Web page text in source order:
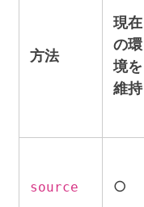
方法
現在
の環
境を
維持
source ○